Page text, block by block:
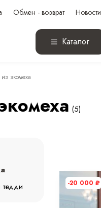
Обмен - возврат Новости
Каталог
экомеха
(5)
-20 000 ₽